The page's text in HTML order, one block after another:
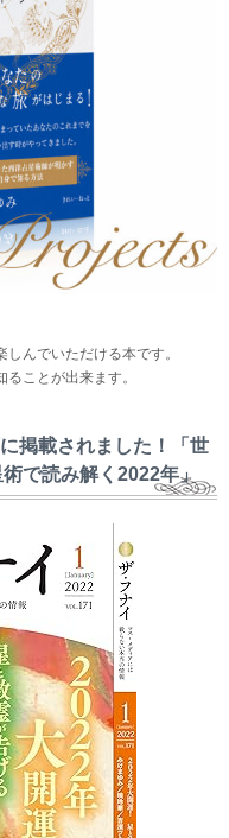
んでいただける本です。
ことが出来ます。
掲載されました！「世
で読み解く2022年」